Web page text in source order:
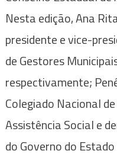
Nesta edição, Ana
presidente e vice-
de Gestores
respectivamente;
Colegiado Nacional
Assistência Social e
do Governo do